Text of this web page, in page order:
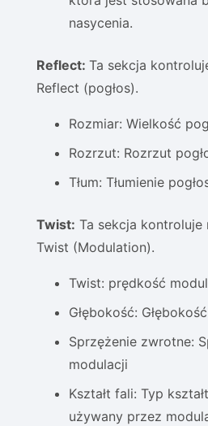
nasycenia.
Reflect: Ta sekcja
Reflect (pogłos).
Rozmiar: Wielkość
Rozrzut: Rozrzut
Tłum: Tłumienie
Twist: Ta sekcja kontroluje
Twist (Modulation).
Twist: prędkość
Głębokość:
Sprzężenie zwrotne:
modulacji
Kształt fali: Typ
używany przez